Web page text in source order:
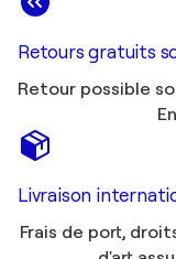
Retours gratuits
Retour possible
Livraison
Frais de port,